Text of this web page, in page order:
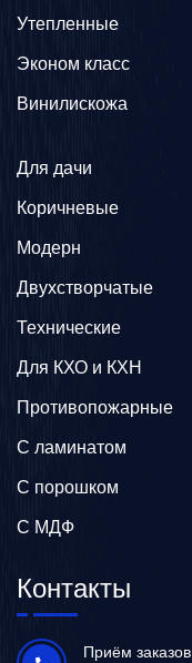
Утепленные
Эконом класс
Винилискожа
Для дачи
Коричневые
Модерн
Двухстворчатые
Технические
Для КХО и КХН
Противопожарные
С ламинатом
С порошком
С МДФ
Контакты
Приём заказов